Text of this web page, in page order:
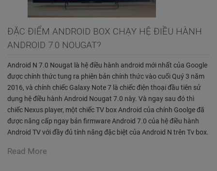
ĐẶC ĐIỂM ANDROID BOX CHẠY HỆ ĐIỀU HÀNH
ANDROID 7.0 NOUGAT?
Android N 7.0 Nougat là hệ điều hành android mới nhất của Google
được chính thức tung ra phiên bản chính thức vào cuối Quý 3 năm
2016, và chính chiếc Galaxy Note 7 là chiếc điện thoại đầu tiên sử
dụng hệ điều hành Android Nougat 7.0 này. Và ngay sau đó thì
chiếc Nexus player, một chiếc TV box Android của chính Goolge đã
được nâng cấp ngay bản firmware Android 7.0 của hệ điều hành
Android TV với đầy đủ tính năng đặc biệt của Android N trên Tv box.
Read More